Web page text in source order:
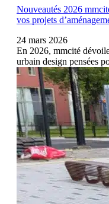
Nouveautés 2026
vos projets
24 mars 2026
En 2026, mmcité
urbain design pensées